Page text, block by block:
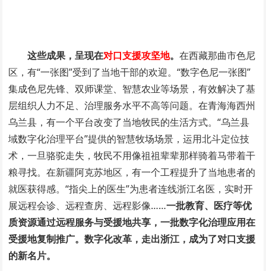
这些成果，呈现在对口支援攻坚地。在西藏那曲市色尼
区，有“一张图”受到了当地干部的欢迎。“数字色尼一张图”
集成色尼先锋、双师课堂、智慧农业等场景，有效解决了基
层组织人力不足、治理服务水平不高等问题。在青海海西州
乌兰县，有一个平台改变了当地牧民的生活方式。“乌兰县
域数字化治理平台”提供的智慧牧场场景，运用北斗定位技
术，一旦骆驼走失，牧民不用像祖祖辈辈那样骑着马带着干
粮寻找。在新疆阿克苏地区，有一个工程提升了当地患者的
就医获得感。“指尖上的医生”为患者连线浙江名医，实时开
展远程会诊、远程查房、远程影像……一批教育、医疗等优
质资源通过远程服务与受援地共享，一批数字化治理应用在
受援地复制推广。数字化改革，走出浙江，成为了对口支援
的新名片。